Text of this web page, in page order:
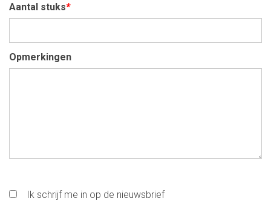
Aantal stuks*
Opmerkingen
Ik schrijf me in op de nieuwsbrief